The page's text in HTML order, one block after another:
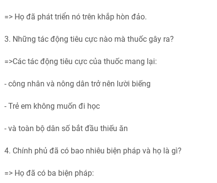
=> Họ đã phát triển nó trên khắp hòn đảo.
3. Những tác động tiêu cực nào mà thuốc gây ra?
=>Các tác động tiêu cực của thuốc mang lại:
- công nhân và nông dân trở nên lười biếng
- Trẻ em không muốn đi học
- và toàn bộ dân số bắt đầu thiếu ăn
4. Chính phủ đã có bao nhiêu biện pháp và họ là gì?
=> Họ đã có ba biện pháp: